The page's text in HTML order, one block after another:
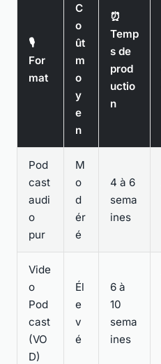
🎙️
For
mat
C
o
ût
m
o
y
e
n
⏰
Temp
s de
prod
uctio
n
Pod
cast
audi
o
pur
M
o
d
ér
é
4 à 6
sema
ines
Vide
o
Pod
cast
(VO
D)
Él
e
v
é
6 à
10
sema
ines